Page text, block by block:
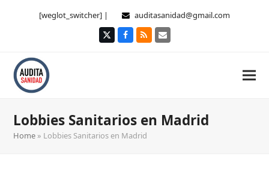
[weglot_switcher] | auditasanidad@gmail.com
TwitterFacebook
RSS Correo
Lobbies Sanitarios en Madrid
Home » Lobbies Sanitarios en Madrid